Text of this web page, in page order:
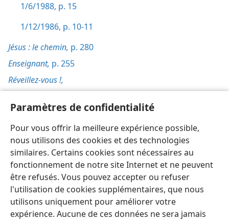
Paramètres de confidentialité
Pour vous offrir la meilleure expérience possible,
nous utilisons des cookies et des technologies
similaires. Certains cookies sont nécessaires au
fonctionnement de notre site Internet et ne peuvent
être refusés. Vous pouvez accepter ou refuser
l'utilisation de cookies supplémentaires, que nous
utilisons uniquement pour améliorer votre
expérience. Aucune de ces données ne sera jamais
1/6/1988, p. 15
1/12/1986, p. 10-11
Jésus : le chemin, p. 280
Enseignant, p. 255
Réveillez-vous !,
Comment raisonner, p. 418
Français Préférences
Copyright © 2026 Watch Tower Bible and Tract Society of Pennsylvania